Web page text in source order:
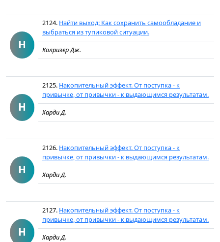
Н
2124. Найти выход: Как сохранить самообладание и
выбраться из тупиковой ситуации.
Колризер Дж.
Н
2125. Накопительный эффект. От поступка - к
привычке, от привычки - к выдающимся результатам.
Харди Д.
Н
2126. Накопительный эффект. От поступка - к
привычке, от привычки - к выдающимся результатам.
Харди Д.
Н
2127. Накопительный эффект. От поступка - к
привычке, от привычки - к выдающимся результатам.
Харди Д.